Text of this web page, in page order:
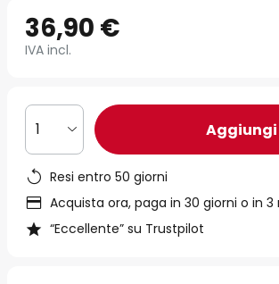
36,90 €
IVA incl.
1
Resi entro 50 giorni
Acquista ora, paga in 30 giorni o in
“Eccellente” su Trustpilot